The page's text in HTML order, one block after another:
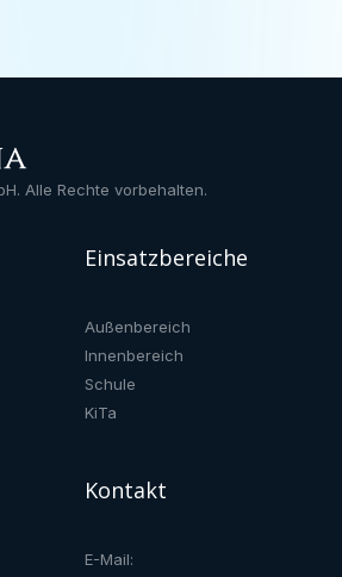
Alle Rechte vorbehalten.
Einsatzbereiche
Außenbereich
Innenbereich
Schule
KiTa
Kontakt
E-Mail: